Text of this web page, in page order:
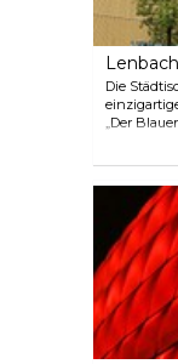
Die
„Der
19.